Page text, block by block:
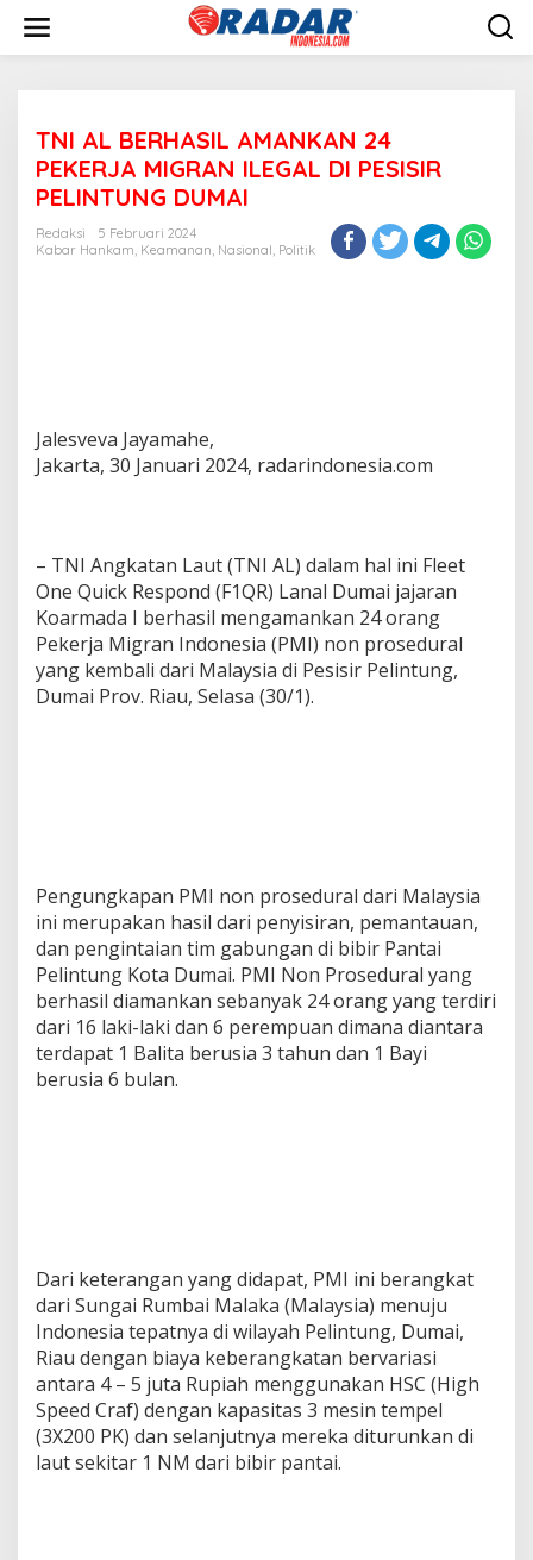
w
TNI AL BERHASIL AMANKAN 24
PEKERJA MIGRAN ILEGAL DI PESISIR
PELINTUNG DUMAI
Redaksi
5 Februari 2024
Kabar Hankam, Keamanan, Nasional, Politik
Jalesveva Jayamahe,
Jakarta, 30 Januari 2024, radarindonesia.com
– TNI Angkatan Laut (TNI AL) dalam hal ini Fleet
One Quick Respond (F1QR) Lanal Dumai jajaran
Koarmada I berhasil mengamankan 24 orang
Pekerja Migran Indonesia (PMI) non prosedural
yang kembali dari Malaysia di Pesisir Pelintung,
Dumai Prov. Riau, Selasa (30/1).
Pengungkapan PMI non prosedural dari Malaysia
ini merupakan hasil dari penyisiran, pemantauan,
dan pengintaian tim gabungan di bibir Pantai
Pelintung Kota Dumai. PMI Non Prosedural yang
berhasil diamankan sebanyak 24 orang yang terdiri
dari 16 laki-laki dan 6 perempuan dimana diantara
terdapat 1 Balita berusia 3 tahun dan 1 Bayi
berusia 6 bulan.
Dari keterangan yang didapat, PMI ini berangkat
dari Sungai Rumbai Malaka (Malaysia) menuju
Indonesia tepatnya di wilayah Pelintung, Dumai,
Riau dengan biaya keberangkatan bervariasi
antara 4 – 5 juta Rupiah menggunakan HSC (High
Speed Craf) dengan kapasitas 3 mesin tempel
(3X200 PK) dan selanjutnya mereka diturunkan di
laut sekitar 1 NM dari bibir pantai.